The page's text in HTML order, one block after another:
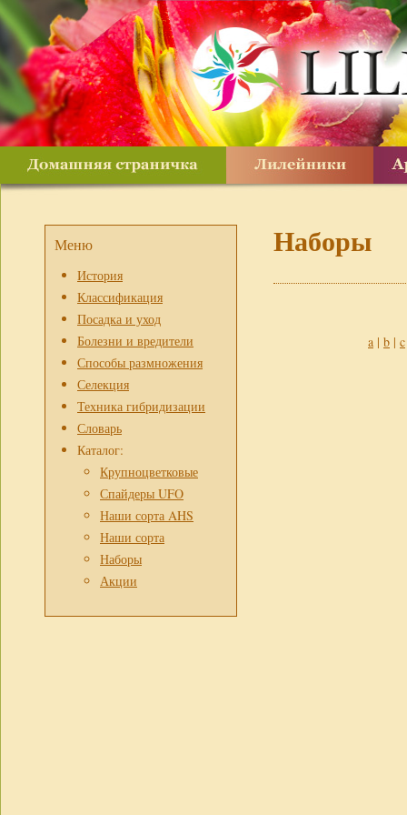
Меню
История
Классификация
Посадка и уход
Болезни и вредители
Способы размножения
Селекция
Техника гибридизации
Словарь
Каталог:
Крупноцветковые
Спайдеры UFO
Наши сорта AHS
Наши сорта
Наборы
Акции
Наборы
a | b | c